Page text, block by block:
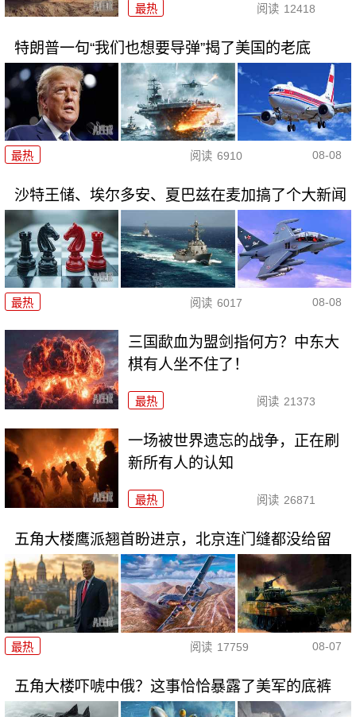
最热 阅读 12418
特朗普一句“我们也想要导弹”揭了美国的老底
最热 阅读 6910 08-08
沙特王储、埃尔多安、夏巴兹在麦加搞了个大新闻
最热 阅读 6017 08-08
三国歃血为盟剑指何方？中东大
棋有人坐不住了！
最热 阅读 21373
一场被世界遗忘的战争，正在刷
新所有人的认知
最热 阅读 26871
五角大楼鹰派翘首盼进京，北京连门缝都没给留
最热 阅读 17759 08-07
五角大楼吓唬中俄？这事恰恰暴露了美军的底裤